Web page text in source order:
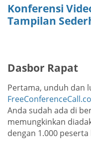
Konferensi
Tampilan
Dasbor Rapat
Pertama, unduh dan
Anda sudah ada di
memungkinkan
dengan 1.000 peserta